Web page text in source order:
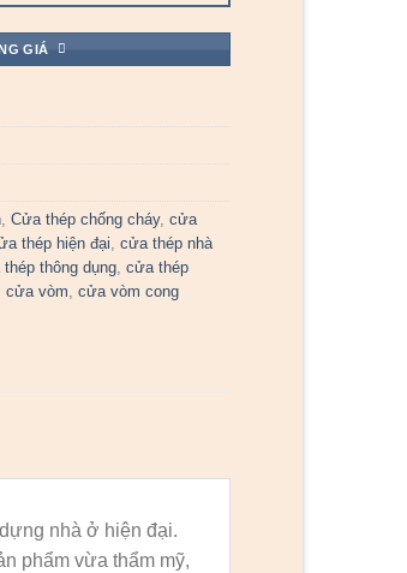
GIÁ
,Cửa thép chống cháy,cửa
thép hiện đại,cửa thép nhà
thông dụng,cửa thép
cửa vòm,cửa vòm cong
nhà ở hiện đại.
phẩm vừa thẩm mỹ,